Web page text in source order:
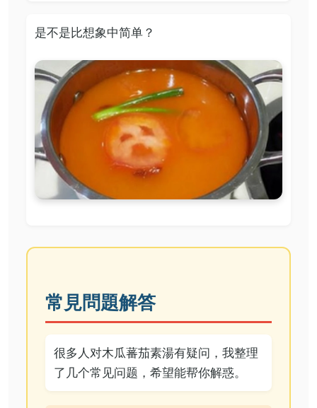
是不是比想象中简单？
常見問題解答
很多人对木瓜蕃茄素湯有疑问，我整理
了几个常见问题，希望能帮你解惑。